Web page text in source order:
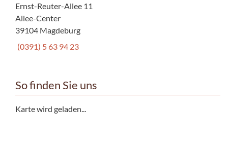
Ernst-Reuter-Allee 11
Allee-Center
39104 Magdeburg
(0391) 5 63 94 23
So finden Sie uns
Karte wird geladen...